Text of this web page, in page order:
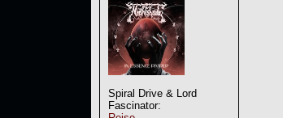
Spiral Drive & Lord
Fascinator: